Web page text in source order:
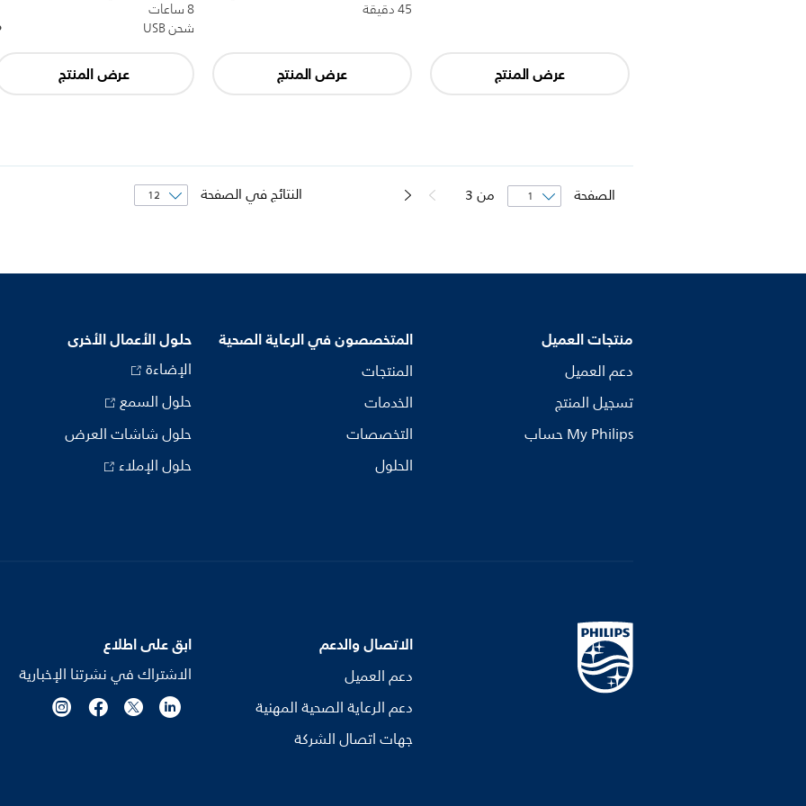
عرض المنتج
45 دقيقة
عرض المنتج
8 ساعات
شحن USB
عرض المنتج
النتائج في الصفحة الصفحة من 3
منتجات العميل
دعم العميل
تسجيل المنتج
My Philips حساب
المتخصصون في الرعاية الصحية
المنتجات
الخدمات
التخصصات
الحلول
حلول الأعمال الأخرى
الإضاءة
حلول السمع
حلول شاشات العرض
حلول الإملاء
الاتصال والدعم
دعم العميل
دعم الرعاية الصحية المهنية
جهات اتصال الشركة
ابق على اطلاع
الاشتراك في نشرتنا الإخبارية